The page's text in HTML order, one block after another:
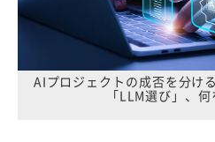
AIプロジェクトの成否を分け
「LLM選び」、